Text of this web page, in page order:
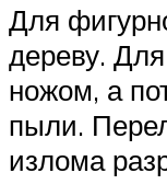
Для
дереву.
ножом, а
пыли.
излома